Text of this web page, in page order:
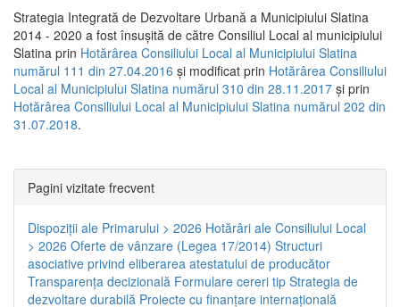
Strategia Integrată de Dezvoltare Urbană a Municipiului Slatina
2014 - 2020 a fost însuşită de către Consiliul Local al municipiului
Slatina prin Hotărârea Consiliului Local al Municipiului Slatina
numărul 111 din 27.04.2016 și modificat prin Hotărârea Consiliului
Local al Municipiului Slatina numărul 310 din 28.11.2017 și prin
Hotărârea Consiliului Local al Municipiului Slatina numărul 202 din
31.07.2018.
Pagini vizitate frecvent
Dispoziţii ale Primarului > 2026 Hotărâri ale Consiliului Local
> 2026 Oferte de vânzare (Legea 17/2014) Structuri
asociative privind eliberarea atestatului de producător
Transparenţa decizională Formulare cereri tip Strategia de
dezvoltare durabilă Proiecte cu finanţare internaţională